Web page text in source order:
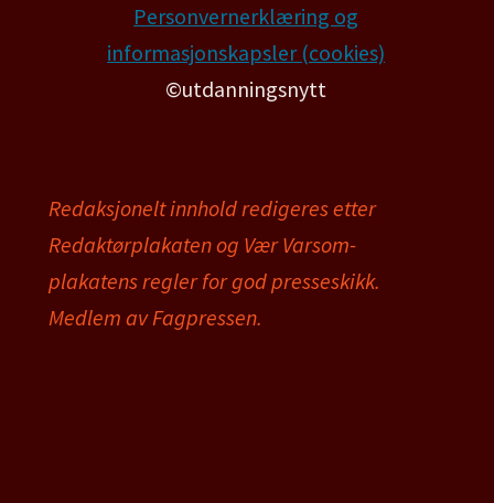
Personvernerklæring og
informasjonskapsler (cookies)
©utdanningsnytt
Redaksjonelt innhold redigeres etter
Redaktørplakaten og Vær Varsom-
plakatens regler for god presseskikk.
Medlem av Fagpressen.